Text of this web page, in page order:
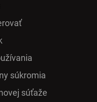
súkromia
sú­ťaže